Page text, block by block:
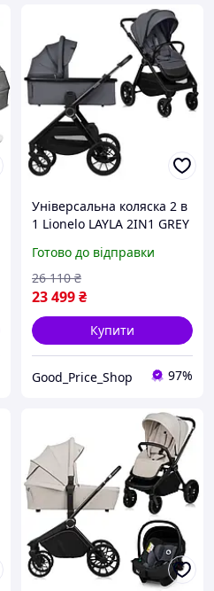
Універсальна коляска 2 в
1 Lionelo LAYLA 2IN1 GREY
Готово до відправки
23 499₴
26 110 ₴
Купити
Good_Price_Shop 97%